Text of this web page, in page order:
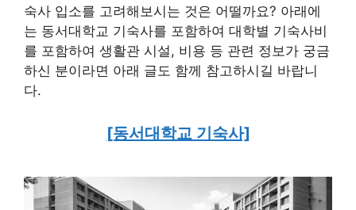
숙사 입소를 고려해보시는 것은 어떨까요? 아래에
는 동서대학교 기숙사를 포함하여 대학별 기숙사비
를 포함하여 생활관 시설, 비용 등 관련 정보가 궁금
하신 분이라면 아래 글도 함께 참고하시길 바랍니
다.
[동서대학교 기숙사]